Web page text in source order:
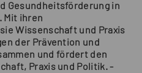
Gesundheitsförderung in
Mit ihren
Wissenschaft und Praxis
der Prävention und
und fördert den
Praxis und Politik. -